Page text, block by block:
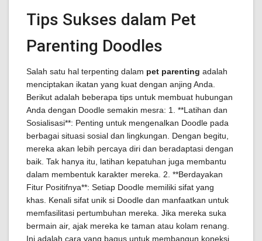
Tips Sukses dalam Pet
Parenting Doodles
Salah satu hal terpenting dalam pet parenting adalah
menciptakan ikatan yang kuat dengan anjing Anda.
Berikut adalah beberapa tips untuk membuat hubungan
Anda dengan Doodle semakin mesra: 1. **Latihan dan
Sosialisasi**: Penting untuk mengenalkan Doodle pada
berbagai situasi sosial dan lingkungan. Dengan begitu,
mereka akan lebih percaya diri dan beradaptasi dengan
baik. Tak hanya itu, latihan kepatuhan juga membantu
dalam membentuk karakter mereka. 2. **Berdayakan
Fitur Positifnya**: Setiap Doodle memiliki sifat yang
khas. Kenali sifat unik si Doodle dan manfaatkan untuk
memfasilitasi pertumbuhan mereka. Jika mereka suka
bermain air, ajak mereka ke taman atau kolam renang.
Ini adalah cara yang bagus untuk membangun koneksi